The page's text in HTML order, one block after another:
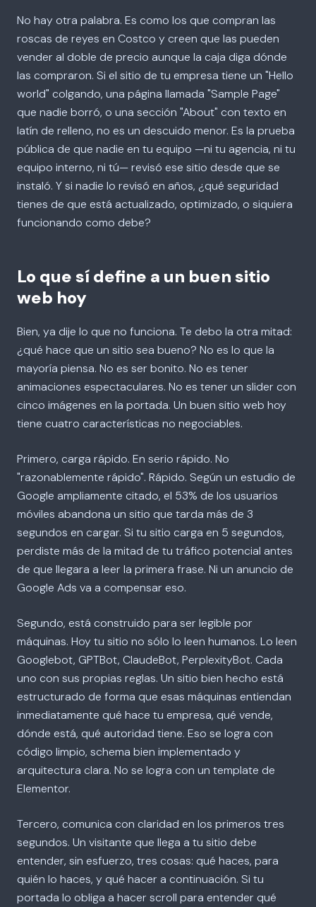
No hay otra palabra. Es como los que compran las
roscas de reyes en Costco y creen que las pueden
vender al doble de precio aunque la caja diga dónde
las compraron. Si el sitio de tu empresa tiene un "Hello
world" colgando, una página llamada "Sample Page"
que nadie borró, o una sección "About" con texto en
latín de relleno, no es un descuido menor. Es la prueba
pública de que nadie en tu equipo —ni tu agencia, ni tu
equipo interno, ni tú— revisó ese sitio desde que se
instaló. Y si nadie lo revisó en años, ¿qué seguridad
tienes de que está actualizado, optimizado, o siquiera
funcionando como debe?
Lo que sí define a un buen sitio
web hoy
Bien, ya dije lo que no funciona. Te debo la otra mitad:
¿qué hace que un sitio sea bueno? No es lo que la
mayoría piensa. No es ser bonito. No es tener
animaciones espectaculares. No es tener un slider con
cinco imágenes en la portada. Un buen sitio web hoy
tiene cuatro características no negociables.
Primero, carga rápido. En serio rápido. No
"razonablemente rápido". Rápido. Según un estudio de
Google ampliamente citado, el 53% de los usuarios
móviles abandona un sitio que tarda más de 3
segundos en cargar. Si tu sitio carga en 5 segundos,
perdiste más de la mitad de tu tráfico potencial antes
de que llegara a leer la primera frase. Ni un anuncio de
Google Ads va a compensar eso.
Segundo, está construido para ser legible por
máquinas. Hoy tu sitio no sólo lo leen humanos. Lo leen
Googlebot, GPTBot, ClaudeBot, PerplexityBot. Cada
uno con sus propias reglas. Un sitio bien hecho está
estructurado de forma que esas máquinas entiendan
inmediatamente qué hace tu empresa, qué vende,
dónde está, qué autoridad tiene. Eso se logra con
código limpio, schema bien implementado y
arquitectura clara. No se logra con un template de
Elementor.
Tercero, comunica con claridad en los primeros tres
segundos. Un visitante que llega a tu sitio debe
entender, sin esfuerzo, tres cosas: qué haces, para
quién lo haces, y qué hacer a continuación. Si tu
portada lo obliga a hacer scroll para entender qué